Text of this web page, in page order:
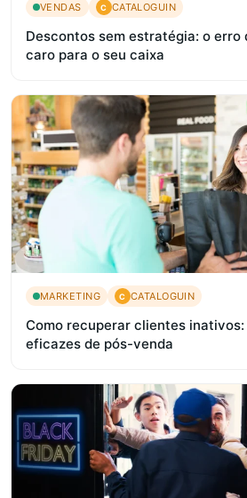
VENDAS C CATALOGUIN
Descontos sem estratégia: o erro
caro para o seu caixa
MARKETING C CATALOGUIN
Como recuperar clientes
eficazes de pós-venda